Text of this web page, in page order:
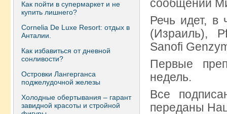
Как пойти в супермаркет и не
купить лишнего?
Сornelia De Luxe Resort: отдых в
Анталии.
Как избавиться от дневной
сонливости?
Островки Лангерганса
поджелудочной железы
Холодные обертывания – гарант
завидной красоты и стройной
сообщении
Речь идет, в
(Израиль),
Sanofi
Первые
недель.
Все
переданы